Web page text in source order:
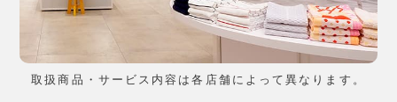
取扱商品・サービス内容は各店舗によって異なります。